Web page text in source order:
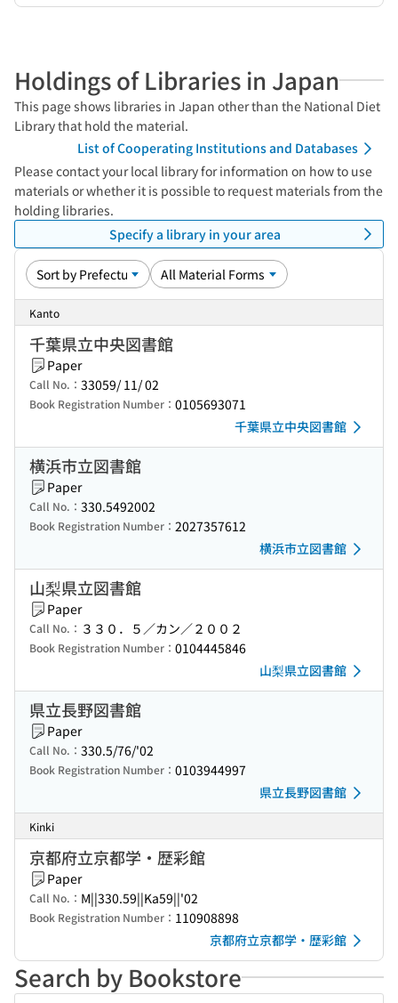
Holdings of Libraries in Japan
This page shows libraries in Japan other than the National Diet
Library that hold the material.
List of Cooperating Institutions and Databases
Please contact your local library for information on how to use
materials or whether it is possible to request materials from the
holding libraries.
Specify a library in your area
Kanto
千葉県立中央図書館
Paper
Call No.： 33059/ 11/ 02
Book Registration Number： 0105693071
千葉県立中央図書館
横浜市立図書館
Paper
Call No.： 330.5492002
Book Registration Number： 2027357612
横浜市立図書館
山梨県立図書館
Paper
Call No.： ３３０．５／カン／２００２
Book Registration Number： 0104445846
山梨県立図書館
県立長野図書館
Paper
Call No.： 330.5/76/'02
Book Registration Number： 0103944997
県立長野図書館
Kinki
京都府立京都学・歴彩館
Paper
Call No.： M||330.59||Ka59||'02
Book Registration Number： 110908898
京都府立京都学・歴彩館
Search by Bookstore